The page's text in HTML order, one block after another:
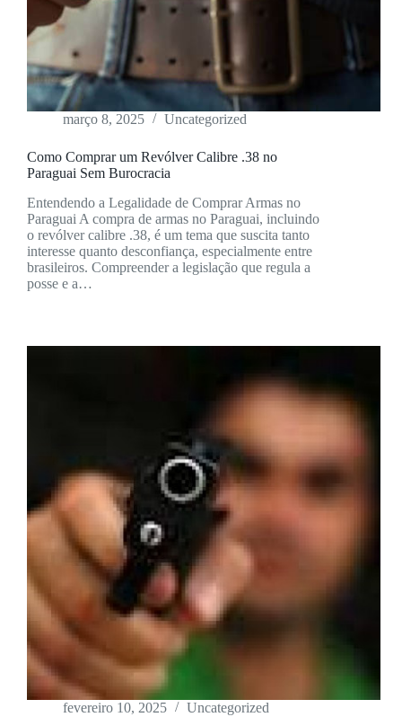
março 8, 2025 Uncategorized
Como Comprar um Revólver Calibre .38 no
Paraguai Sem Burocracia
Entendendo a Legalidade de Comprar Armas no
Paraguai A compra de armas no Paraguai, incluindo
o revólver calibre .38, é um tema que suscita tanto
interesse quanto desconfiança, especialmente entre
brasileiros. Compreender a legislação que regula a
posse e a…
fevereiro 10, 2025 Uncategorized